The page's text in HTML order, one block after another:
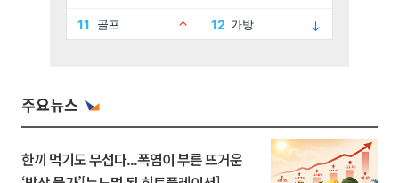
주요뉴스
한끼 먹기도 무섭다...폭염이 부른 뜨거운